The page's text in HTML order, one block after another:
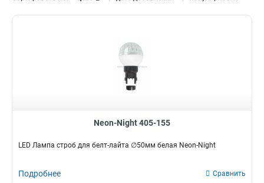
5 Вт
Neon-Night 405-155
LED Лампа строб для белт-лайта ∅50мм белая Neon-Night
Подробнее Сравнить